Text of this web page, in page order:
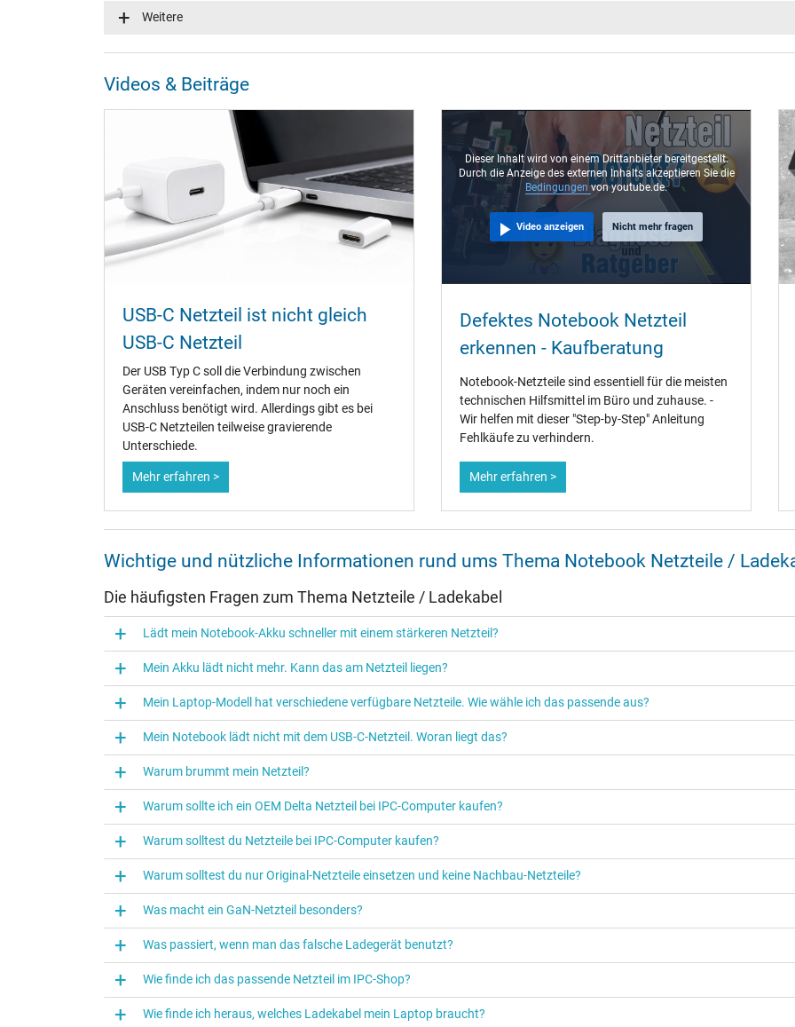
9V / 3A / 27,0W
Eingangsspannung
Energieeffizienz
VI
Steckertyp / -form
USB-C / 180° gerade
Länge Anschlusskabel (m) (ca.)
1.75 m
Maße
Überlast-, kurzschluss- und überhitzungsgeschützt
Prüfsiegel
NOM NYCE
oder anderen Themen besuchen Sie gerne unsereNotebook FAQ – Häufig gestellte Fragenoder werfen Sie einen Blick in die
IPC-Blog
Kategorisierung
Kategorie
Verwendung
Notebook / Laptop
Weitere
Videos & Beiträge
USB-C Netzteil ist nicht gleich
USB-C Netzteil
Der USB Typ C soll die Verbindung zwischen
Geräten vereinfachen, indem nur noch ein
Anschluss benötigt wird. Allerdings gibt es bei
USB-C Netzteilen teilweise gravierende
Unterschiede.
Mehr erfahren >
Dieser Inhalt wird von einem Drittanbieter bereitgestellt.
Durch die Anzeige des externen Inhalts akzeptieren Sie die
Bedingungenvon youtube.de.
Video anzeigen Nicht mehr fragen
Defektes Notebook Netzteil
erkennen - Kaufberatung
Notebook-Netzteile sind essentiell für die meisten
technischen Hilfsmittel im Büro und zuhause. -
Wir helfen mit dieser "Step-by-Step" Anleitung
Fehlkäufe zu verhindern.
Mehr erfahren >
Wichtige und nützliche Informationen rund ums Thema Notebook Netzteile /
Die häufigsten Fragen zum Thema Netzteile / Ladekabel
Lädt mein Notebook-Akku schneller mit einem stärkeren Netzteil?
Mein Akku lädt nicht mehr. Kann das am Netzteil liegen?
Mein Laptop-Modell hat verschiedene verfügbare Netzteile. Wie wähle ich das passende aus?
Mein Notebook lädt nicht mit dem USB-C-Netzteil. Woran liegt das?
Warum brummt mein Netzteil?
Warum sollte ich ein OEM Delta Netzteil bei IPC‑Computer kaufen?
Warum solltest du Netzteile bei IPC‑Computer kaufen?
Warum solltest du nur Original-Netzteile einsetzen und keine Nachbau-Netzteile?
Was macht ein GaN-Netzteil besonders?
Was passiert, wenn man das falsche Ladegerät benutzt?
Wie finde ich das passende Netzteil im IPC-Shop?
Wie finde ich heraus, welches Ladekabel mein Laptop braucht?